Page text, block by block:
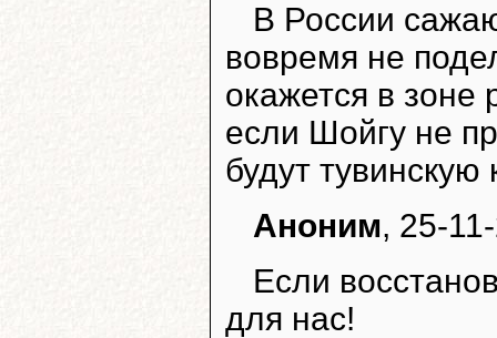
В России
вовремя не
окажется в зоне
если Шойгу не
будут тувинскую
Аноним, 25-
Если
для нас!